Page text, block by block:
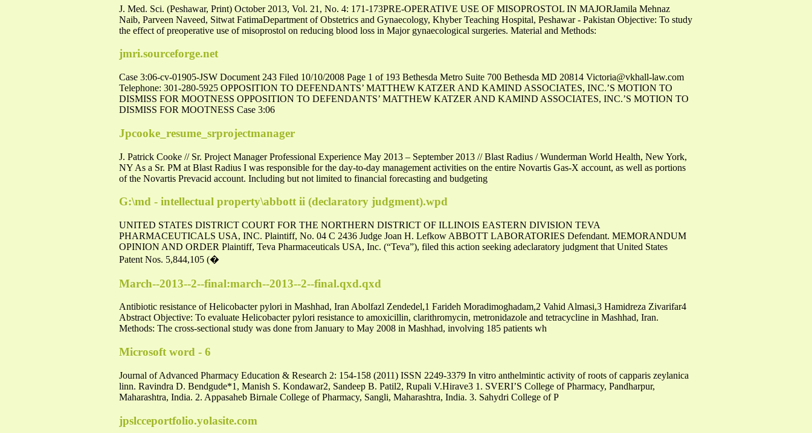
J. Med. Sci. (Peshawar, Print) October 2013, Vol. 21, No. 4: 171-173PRE-OPERATIVE USE OF MISOPROSTOL IN MAJORJamila Mehnaz
Naib, Parveen Naveed, Sitwat FatimaDepartment of Obstetrics and Gynaecology, Khyber Teaching Hospital, Peshawar - Pakistan Objective: To study
the effect of preoperative use of misoprostol on reducing blood loss in Major gynaecological surgeries. Material and Methods:
jmri.sourceforge.net
Case 3:06-cv-01905-JSW Document 243 Filed 10/10/2008 Page 1 of 193 Bethesda Metro Suite 700 Bethesda MD 20814 Victoria@vkhall-law.com
Telephone: 301-280-5925 OPPOSITION TO DEFENDANTS’ MATTHEW KATZER AND KAMIND ASSOCIATES, INC.’S MOTION TO
DISMISS FOR MOOTNESS OPPOSITION TO DEFENDANTS’ MATTHEW KATZER AND KAMIND ASSOCIATES, INC.’S MOTION TO
DISMISS FOR MOOTNESS Case 3:06
Jpcooke_resume_srprojectmanager
J. Patrick Cooke // Sr. Project Manager Professional Experience May 2013 – September 2013 // Blast Radius / Wunderman World Health, New York,
NY As a Sr. PM at Blast Radius I was responsible for the day-to-day management activities on the entire Novartis Gas-X account, as well as portions
of the Novartis Prevacid account. Including but not limited to financial forecasting and budgeting
G:\md - intellectual property\abbott ii (declaratory judgment).wpd
UNITED STATES DISTRICT COURT FOR THE NORTHERN DISTRICT OF ILLINOIS EASTERN DIVISION TEVA
PHARMACEUTICALS USA, INC. Plaintiff, No. 04 C 2436 Judge Joan H. Lefkow ABBOTT LABORATORIES Defendant. MEMORANDUM
OPINION AND ORDER Plaintiff, Teva Pharmaceuticals USA, Inc. (“Teva”), filed this action seeking adeclaratory judgment that United States
Patent Nos. 5,844,105 (�
March--2013--2--final:march--2013--2--final.qxd.qxd
Antibiotic resistance of Helicobacter pylori in Mashhad, Iran Abolfazl Zendedel,1 Farideh Moradimoghadam,2 Vahid Almasi,3 Hamidreza Zivarifar4
Abstract Objective: To evaluate Helicobacter pylori resistance to amoxicillin, clarithromycin, metronidazole and tetracycline in Mashhad, Iran.
Methods: The cross-sectional study was done from January to May 2008 in Mashhad, involving 185 patients wh
Microsoft word - 6
Journal of Advanced Pharmacy Education & Research 2: 154-158 (2011) ISSN 2249-3379 In vitro anthelmintic activity of roots of capparis zeylanica
linn. Ravindra D. Bendgude*1, Manish S. Kondawar2, Sandeep B. Patil2, Rupali V.Hirave3 1. SVERI’S College of Pharmacy, Pandharpur,
Maharashtra, India. 2. Appasaheb Birnale College of Pharmacy, Sangli, Maharashtra, India. 3. Sahydri College of P
jpslcceportfolio.yolasite.com